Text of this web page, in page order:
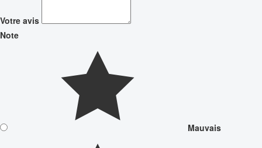
Votre avis
Note
Mauvais